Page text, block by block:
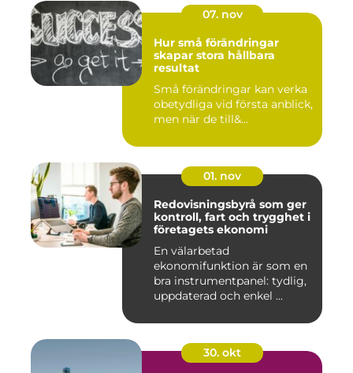
07. nov
Hur små förändringar
skapar stora hållbara
resultat
Små förändringar kan verka
obetydliga vid första anblick,
men när de till&...
01. nov
Redovisningsbyrå som ger
kontroll, fart och trygghet i
företagets ekonomi
En välarbetad
ekonomifunktion är som en
bra instrumentpanel: tydlig,
uppdaterad och enkel ...
30. okt